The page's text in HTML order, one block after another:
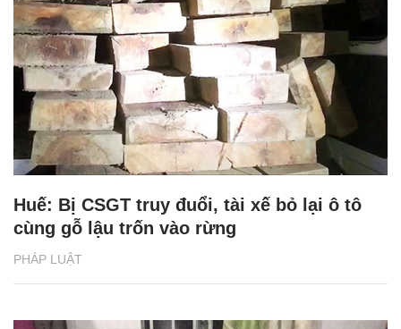
PHÁP LUẬT
Huế: Bị CSGT truy đuổi, tài xế bỏ lại ô tô
cùng gỗ lậu trốn vào rừng